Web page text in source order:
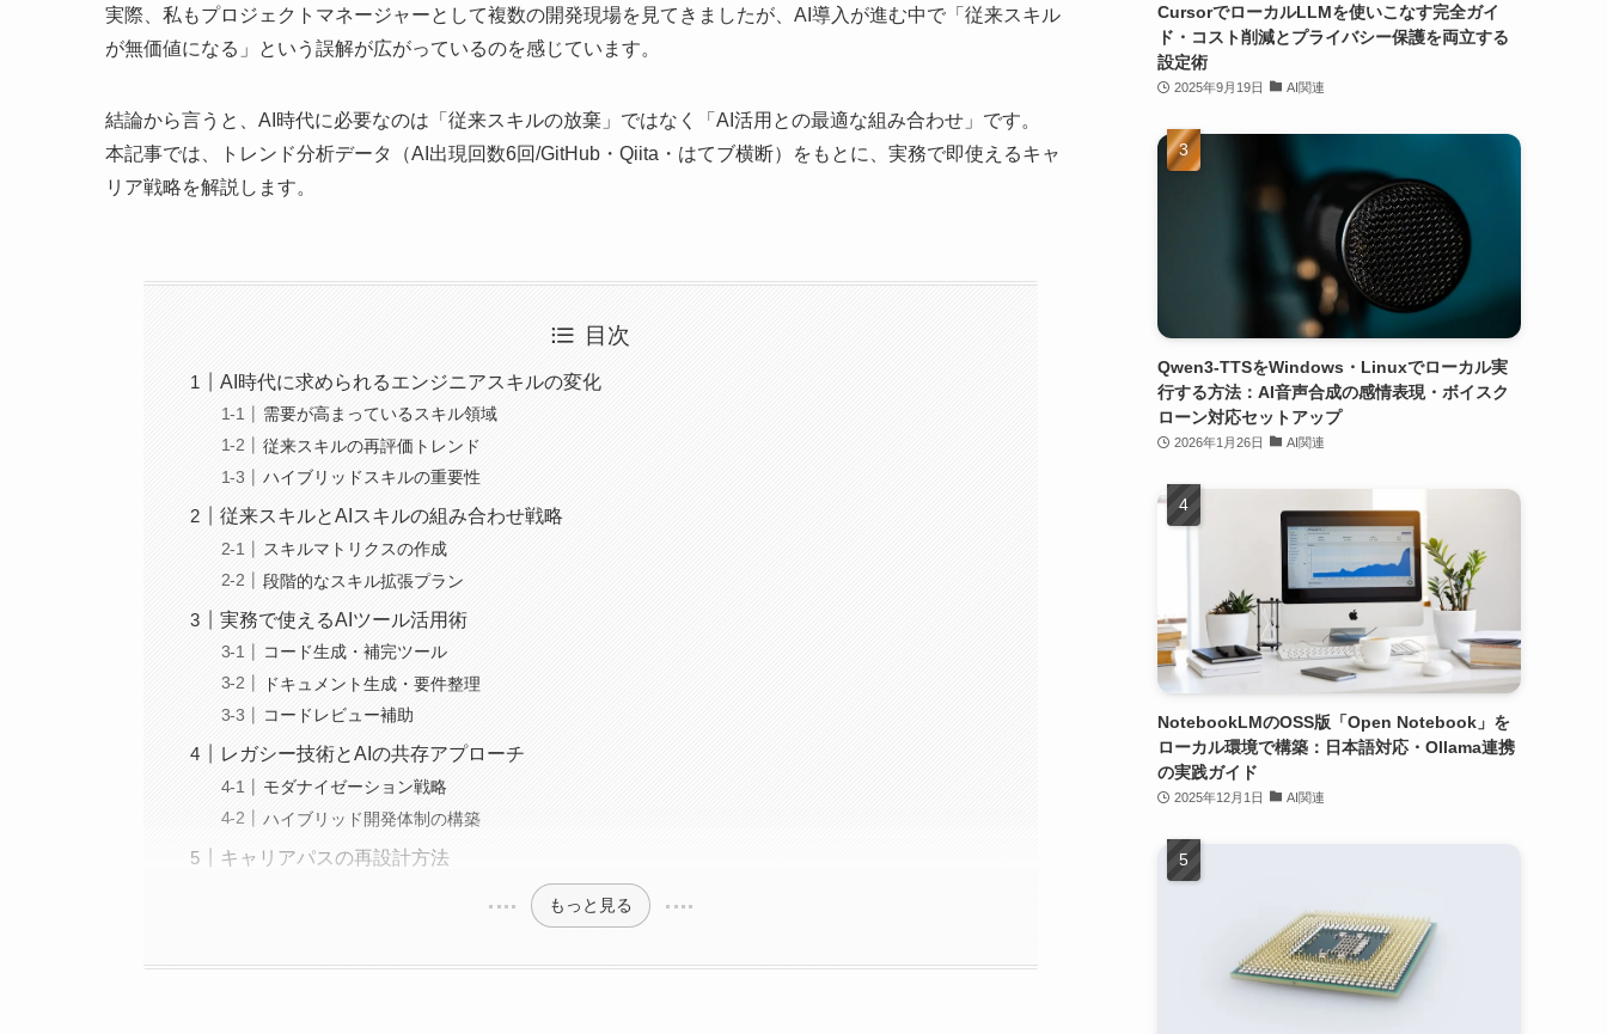
実際、私もプロジェクトマネージャーとして複数の開発現場を見てきましたが、AI導入が進む中で「従来スキル
が無価値になる」という誤解が広がっているのを感じています。
結論から言うと、AI時代に必要なのは「従来スキルの放棄」ではなく「AI活用との最適な組み合わせ」です。
本記事では、トレンド分析データ（AI出現回数6回/GitHub・Qiita・はてブ横断）をもとに、実務で即使えるキャ
リア戦略を解説します。
目次
AI時代に求められるエンジニアスキルの変化
需要が高まっているスキル領域
従来スキルの再評価トレンド
ハイブリッドスキルの重要性
従来スキルとAIスキルの組み合わせ戦略
スキルマトリクスの作成
段階的なスキル拡張プラン
実務で使えるAIツール活用術
コード生成・補完ツール
ドキュメント生成・要件整理
コードレビュー補助
レガシー技術とAIの共存アプローチ
モダナイゼーション戦略
ハイブリッド開発体制の構築
キャリアパスの再設計方法
もっと見る
CursorでローカルLLMを使いこなす完全ガイ
ド・コスト削減とプライバシー保護を両立する
設定術
2025年9月19日 AI関連
Qwen3-TTSをWindows・Linuxでローカル実
行する方法：AI音声合成の感情表現・ボイスク
ローン対応セットアップ
2026年1月26日 AI関連
NotebookLMのOSS版「Open Notebook」を
ローカル環境で構築：日本語対応・Ollama連携
の実践ガイド
2025年12月1日 AI関連